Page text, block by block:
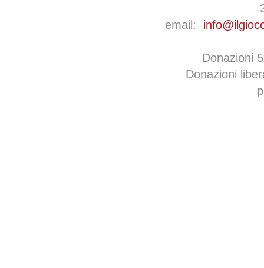
email:
Donazioni
Donazioni